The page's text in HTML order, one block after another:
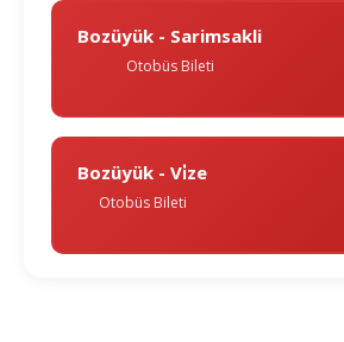
Bozüyük - Sarimsakli
Otobüs Bileti
Bozüyük - Vi̇ze
Otobüs Bileti